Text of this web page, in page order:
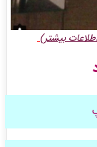
بیشتر)